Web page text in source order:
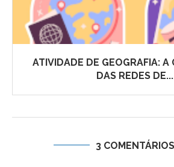
ATIVIDADE DE GEOGRAFIA: A
DAS REDES DE...
3 COMENTÁRIOS